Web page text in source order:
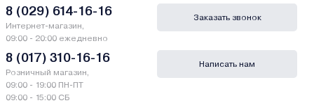
делает инструмент удобным для работы в ограниченном
пространстве.
Легкие болгарки удобны для длительной работы и не создают
сильной нагрузки на руки.
8 (029) 614-16-16
Интернет-магазин,
09:00 - 20:00 ежедневно
8 (017) 310-16-16
Розничный магазин,
09:00 - 19:00 ПН-ПТ
09:00 - 15:00 СБ
Заказать звонок
Написать нам